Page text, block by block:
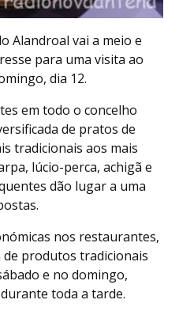
Alandroal vai a meio e
para uma visita ao
dia 12.
em todo o concelho
de pratos de
tradicionais aos mais
lúcio-perca, achigã e
dão lugar a uma
nos restaurantes,
produtos tradicionais
e no domingo,
toda a tarde.